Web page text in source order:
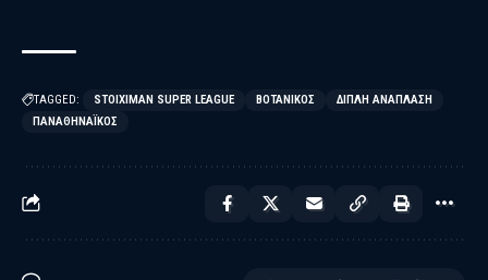
TAGGED: STOIXIMAN SUPER LEAGUE ΒΟΤΑΝΙΚΌΣ
ΔΙΠΛΉ ΑΝΆΠΛΑΣΗ
ΠΑΝΑΘΗΝΑΪΚΌΣ